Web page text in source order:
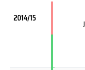
2014/15